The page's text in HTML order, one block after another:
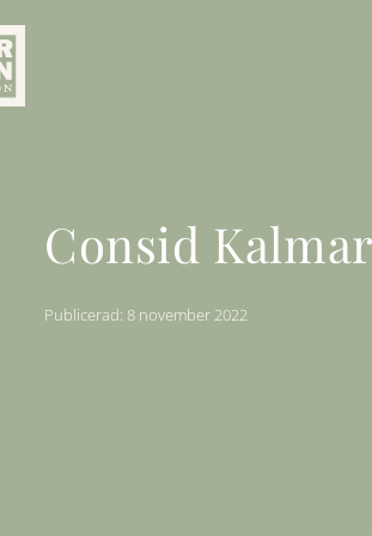
Consid Kalmar
Publicerad: 8 november 2022